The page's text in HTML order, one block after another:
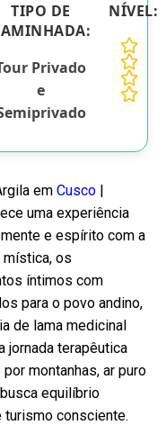
TIPO DE
Privado
e
NÍVEL:
em Cusco |
uma experiência
e espírito com a
mística, os
íntimos com
para o povo andino,
de lama medicinal
jornada terapêutica
montanhas, ar puro
equilíbrio
turismo consciente.